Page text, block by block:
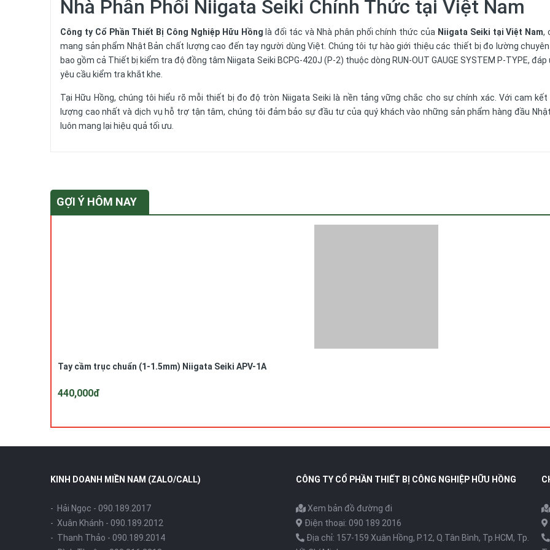
Nhà Phân Phối Niigata Seiki Chính Thức tại Việt Nam
Công ty Cổ Phần Thiết Bị Công Nghiệp Hữu Hồng là đối tác và Nhà phân phối chính thức của Niigata Seiki tại Việt Nam,
mang sản phẩm Nhật Bản chất lượng cao đến tay người dùng Việt. Chúng tôi tự hào giới thiệu các thiết bị đo lường
bao gồm cả Thiết bị kiểm tra độ đồng tâm Niigata Seiki BCPG-420J (P-2) thuộc dòng RUN-OUT GAUGE SYSTEM P-TYPE, đáp
yêu cầu kiểm tra khắt khe.
Tại Hữu Hồng, chúng tôi hiểu rõ mỗi thiết bị đo độ tròn Niigata Seiki là nền tảng vững chắc cho sự chính xác. Với cam
lượng cao nhất và dịch vụ hỗ trợ tận tâm, chúng tôi đảm bảo sự đầu tư của quý khách vào những sản phẩm hàng đầu
luôn mang lại hiệu quả tối ưu.
GỢI Ý HÔM NAY
Tay cầm trục chuẩn (1-1.5mm) Niigata Seiki APV-1A
440,000đ
KINH DOANH MIỀN NAM (ZALO/CALL)
- Hải Ngọc - 090.189.2017
- Xuân Khánh - 090.189.2012
- Thanh Thảo - 090.189.2014
CÔNG TY CỔ PHẦN THIẾT BỊ CÔNG NGHIỆP HỮU HỒNG
Xem bản đồ đường đi
Điện thoại: 090 189 2016
Địa chỉ: 157-159 Xuân Hồng, P.12, Q.Tân Bình, Tp.HCM, Tp.